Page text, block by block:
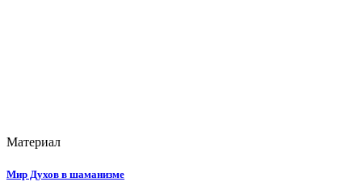
Материал
Мир Духов в шаманизме